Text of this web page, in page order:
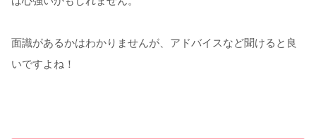
面識があるかはわかりませんが、アドバイスなど聞けると良
いですよね！